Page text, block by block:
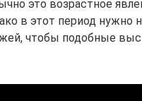
это возрастное
в этот период нужно
чтобы подобные